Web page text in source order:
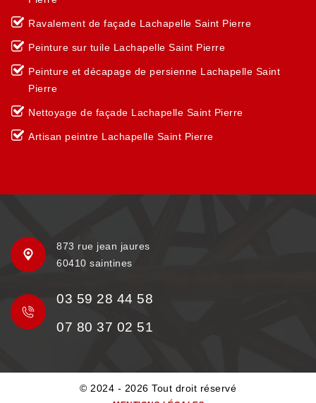
Ravalement de façade Lachapelle Saint Pierre
Peinture sur tuile Lachapelle Saint Pierre
Peinture et décapage de persienne Lachapelle Saint
Pierre
Nettoyage de façade Lachapelle Saint Pierre
Artisan peintre Lachapelle Saint Pierre
873 rue jean jaures
60410 saintines
03 59 28 44 58
07 80 37 02 51
© 2024 - 2026 Tout droit réservé